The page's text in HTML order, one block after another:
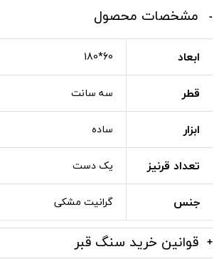
مشخصات محصول
ابعاد 60*180
قطر سه سانت
ابزار ساده
تعداد قرنیز یک دست
جنس گرانیت مشکی
قوانین خرید سنگ قبر